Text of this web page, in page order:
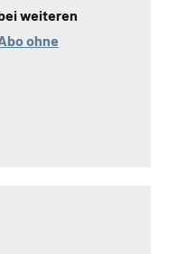
weiteren
ohne